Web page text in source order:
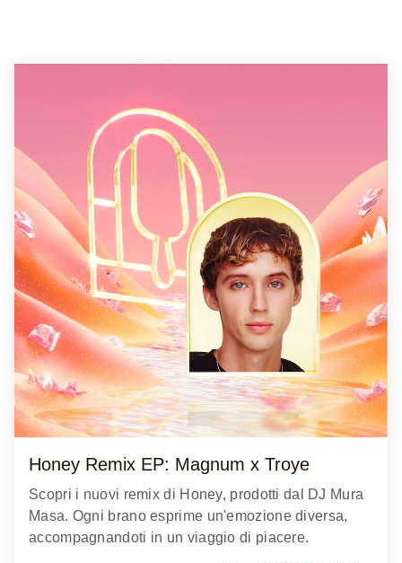
No products found
SCOPRI TUTTI I
PRODOTTI
Prossime storie
We use cookies and similar technologies to improve your
experience on our site and to display ads to your interests
on our website and other third-party sites. OurTerms of Use
andPrivacy Policyapply to your use of this website. You
can update your
Cookie Preferencesat any time.
AdChoices
Decline